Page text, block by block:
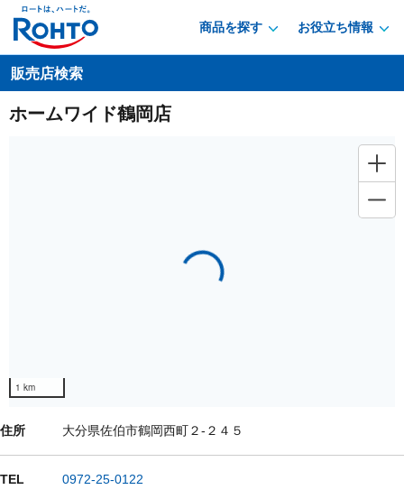
商品を探す お役立ち情報
販売店検索
ホームワイド鶴岡店
住所 大分県佐伯市鶴岡西町２-２４５
TEL 0972-25-0122
Loading...
1 km